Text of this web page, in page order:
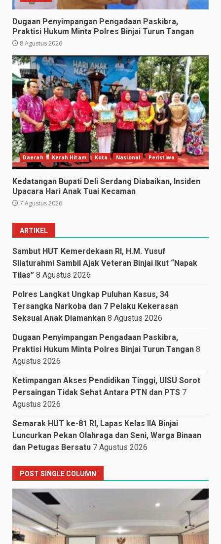
Dugaan Penyimpangan Pengadaan Paskibra,
Praktisi Hukum Minta Polres Binjai Turun Tangan
8 Agustus 2026
Daerah Kerah Hitam Kota Nasional Peristiwa
Kedatangan Bupati Deli Serdang Diabaikan, Insiden
Upacara Hari Anak Tuai Kecaman
7 Agustus 2026
ARTIKEL
Sambut HUT Kemerdekaan RI, H.M. Yusuf
Silaturahmi Sambil Ajak Veteran Binjai Ikut “Napak
Tilas” 8 Agustus 2026
Polres Langkat Ungkap Puluhan Kasus, 34
Tersangka Narkoba dan 7 Pelaku Kekerasan
Seksual Anak Diamankan 8 Agustus 2026
Dugaan Penyimpangan Pengadaan Paskibra,
Praktisi Hukum Minta Polres Binjai Turun Tangan 8
Agustus 2026
Ketimpangan Akses Pendidikan Tinggi, UISU Sorot
Persaingan Tidak Sehat Antara PTN dan PTS 7
Agustus 2026
Semarak HUT ke-81 RI, Lapas Kelas IIA Binjai
Luncurkan Pekan Olahraga dan Seni, Warga Binaan
dan Petugas Bersatu 7 Agustus 2026
POST SINGLE COLUMN